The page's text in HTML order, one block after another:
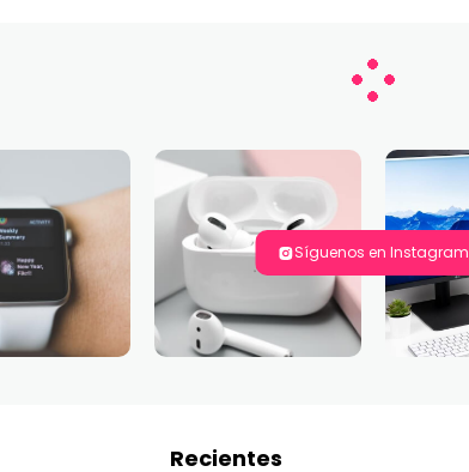
Síguenos en Instagram
Recientes